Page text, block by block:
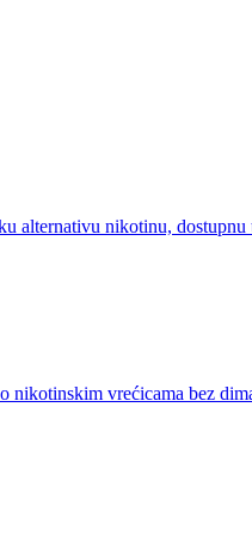
alternativu nikotinu,
vrećicama bez